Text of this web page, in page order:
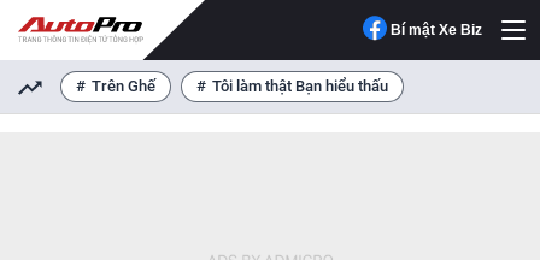
Bí mật Xe Biz
Trên Ghế Tôi làm thật Bạn hiểu thấu